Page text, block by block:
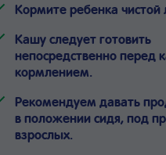
Кормите ребенка чистой
Кашу следует готовить
непосредственно перед
кормлением.
Рекомендуем давать
в положении сидя, под
взрослых.